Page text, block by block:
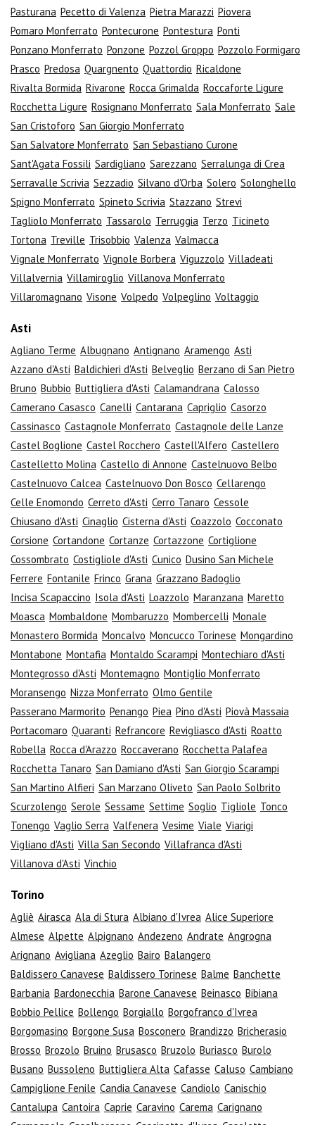
Pasturana Pecetto di Valenza Pietra Marazzi Piovera
Pomaro Monferrato Pontecurone Pontestura Ponti
Ponzano Monferrato Ponzone Pozzol Groppo Pozzolo Formigaro
Prasco Predosa Quargnento Quattordio Ricaldone
Rivalta Bormida Rivarone Rocca Grimalda Roccaforte Ligure
Rocchetta Ligure Rosignano Monferrato Sala Monferrato Sale
San Cristoforo San Giorgio Monferrato
San Salvatore Monferrato San Sebastiano Curone
Sant'Agata Fossili Sardigliano Sarezzano Serralunga di Crea
Serravalle Scrivia Sezzadio Silvano d'Orba Solero Solonghello
Spigno Monferrato Spineto Scrivia Stazzano Strevi
Tagliolo Monferrato Tassarolo Terruggia Terzo Ticineto
Tortona Treville Trisobbio Valenza Valmacca
Vignale Monferrato Vignole Borbera Viguzzolo Villadeati
Villalvernia Villamiroglio Villanova Monferrato
Villaromagnano Visone Volpedo Volpeglino Voltaggio
Asti
Agliano Terme Albugnano Antignano Aramengo Asti
Azzano d'Asti Baldichieri d'Asti Belveglio Berzano di San Pietro
Bruno Bubbio Buttigliera d'Asti Calamandrana Calosso
Camerano Casasco Canelli Cantarana Capriglio Casorzo
Cassinasco Castagnole Monferrato Castagnole delle Lanze
Castel Boglione Castel Rocchero Castell'Alfero Castellero
Castelletto Molina Castello di Annone Castelnuovo Belbo
Castelnuovo Calcea Castelnuovo Don Bosco Cellarengo
Celle Enomondo Cerreto d'Asti Cerro Tanaro Cessole
Chiusano d'Asti Cinaglio Cisterna d'Asti Coazzolo Cocconato
Corsione Cortandone Cortanze Cortazzone Cortiglione
Cossombrato Costigliole d'Asti Cunico Dusino San Michele
Ferrere Fontanile Frinco Grana Grazzano Badoglio
Incisa Scapaccino Isola d'Asti Loazzolo Maranzana Maretto
Moasca Mombaldone Mombaruzzo Mombercelli Monale
Monastero Bormida Moncalvo Moncucco Torinese Mongardino
Montabone Montafia Montaldo Scarampi Montechiaro d'Asti
Montegrosso d'Asti Montemagno Montiglio Monferrato
Moransengo Nizza Monferrato Olmo Gentile
Passerano Marmorito Penango Piea Pino d'Asti Piovà Massaia
Portacomaro Quaranti Refrancore Revigliasco d'Asti Roatto
Robella Rocca d'Arazzo Roccaverano Rocchetta Palafea
Rocchetta Tanaro San Damiano d'Asti San Giorgio Scarampi
San Martino Alfieri San Marzano Oliveto San Paolo Solbrito
Scurzolengo Serole Sessame Settime Soglio Tigliole Tonco
Tonengo Vaglio Serra Valfenera Vesime Viale Viarigi
Vigliano d'Asti Villa San Secondo Villafranca d'Asti
Villanova d'Asti Vinchio
Torino
Agliè Airasca Ala di Stura Albiano d'Ivrea Alice Superiore
Almese Alpette Alpignano Andezeno Andrate Angrogna
Arignano Avigliana Azeglio Bairo Balangero
Baldissero Canavese Baldissero Torinese Balme Banchette
Barbania Bardonecchia Barone Canavese Beinasco Bibiana
Bobbio Pellice Bollengo Borgiallo Borgofranco d'Ivrea
Borgomasino Borgone Susa Bosconero Brandizzo Bricherasio
Brosso Brozolo Bruino Brusasco Bruzolo Buriasco Burolo
Busano Bussoleno Buttigliera Alta Cafasse Caluso Cambiano
Campiglione Fenile Candia Canavese Candiolo Canischio
Cantalupa Cantoira Caprie Caravino Carema Carignano